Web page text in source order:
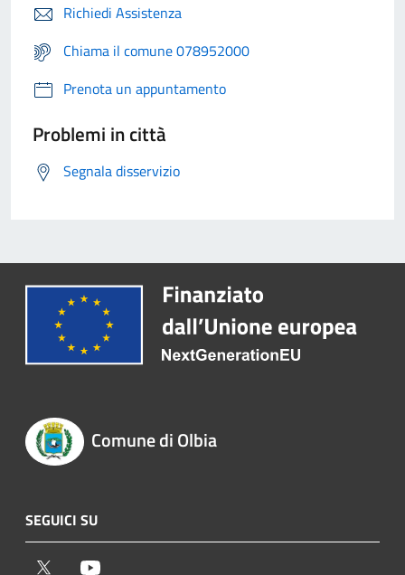
Richiedi Assistenza
Chiama il comune 078952000
Prenota un appuntamento
Problemi in città
Segnala disservizio
Comune di Olbia
SEGUICI SU
Twitter